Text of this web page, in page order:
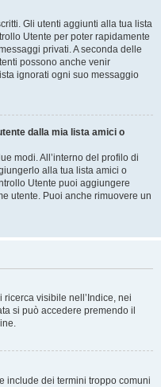
Gli utenti aggiunti alla tua lista
Utente per poter rapidamente
privati. A seconda delle
possono anche venir
ignorati ogni suo messaggio
dalla mia lista amici o
modi. All’interno del profilo di
alla tua lista amici o
Utente puoi aggiungere
utente. Puoi anche rimuovere un
visibile nell’Indice, nei
si può accedere premendo il
include dei termini troppo comuni